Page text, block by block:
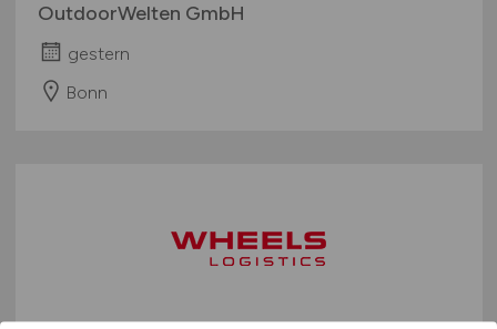
OutdoorWelten GmbH
gestern
Bonn